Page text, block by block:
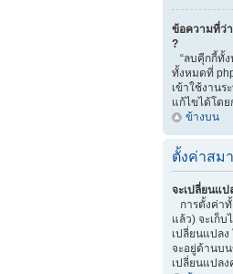
ข้อความที่ว่
?
“ลบคุีกกี้ทั้
ทั้งหมดที่
เข้าใช้งานร
แก้ไขได้โด
ข้างบน
ตั้งค่าสม
จะเปลี่ยนแป
การตั้งค่า
แล้ว) จะเก็บ
เปลี่ยนแปล
จะอยู่ด้านบ
เปลี่ยนแปลง